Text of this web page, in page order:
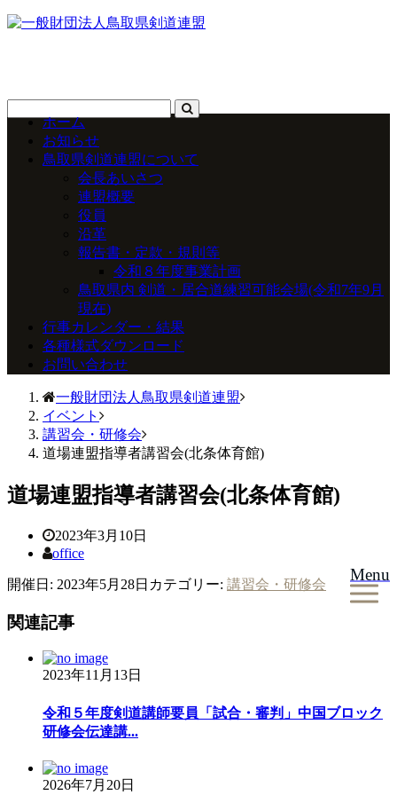
Menu
ホーム
お知らせ
鳥取県剣道連盟について
会長あいさつ
連盟概要
役員
沿革
報告書・定款・規則等
令和８年度事業計画
鳥取県内 剣道・居合道練習可能会場(令和7年9月
現在)
行事カレンダー・結果
各種様式ダウンロード
お問い合わせ
一般財団法人鳥取県剣道連盟
イベント
講習会・研修会
道場連盟指導者講習会(北条体育館)
道場連盟指導者講習会(北条体育館)
2023年3月10日
office
開催日: 2023年5月28日 カテゴリー: 講習会・研修会
関連記事
2023年11月13日
令和５年度剣道講師要員「試合・審判」中国ブロック
研修会伝達講...
2026年7月20日